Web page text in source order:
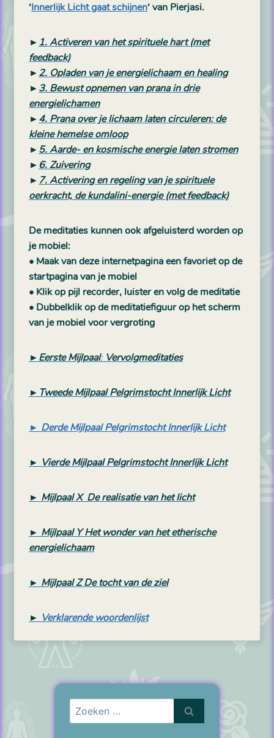
‘Innerlijk Licht gaat schijnen‘ van Pierjasi.
► 1. Activeren van het spirituele hart (met
feedback)
►2. Opladen van je energielichaam en healing
►3. Bewust opnemen van prana in drie
energielichamen
►4. Prana over je lichaam laten circuleren: de
kleine hemelse omloop
►5. Aarde- en kosmische energie laten stromen
► 6. Zuivering
► 7. Activering en regeling van je spirituele
oerkracht, de kundalini-energie (met feedback)
De meditaties kunnen ook afgeluisterd worden op
je mobiel:
• Maak van deze internetpagina een favoriet op de
startpagina van je mobiel
• Klik op pijl recorder, luister en volg de meditatie
• Dubbelklik op de meditatiefiguur op het scherm
van je mobiel voor vergroting
►Eerste Mijlpaal: Vervolgmeditaties
►Tweede Mijlpaal Pelgrimstocht Innerlijk Licht
► Derde Mijlpaal Pelgrimstocht Innerlijk Licht
► Vierde Mijlpaal Pelgrimstocht Innerlijk Licht
► Mijlpaal X De realisatie van het licht
► Mijlpaal Y Het wonder van het etherische
energielichaam
► Mijlpaal Z De tocht van de ziel
► Verklarende woordenlijst
Zoeken
naar: